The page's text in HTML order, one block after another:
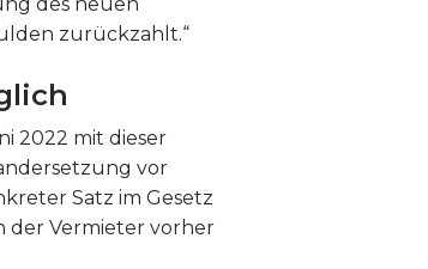
zurückzahlt.“
2022 mit dieser
vor
Satz im Gesetz
der Vermieter vorher